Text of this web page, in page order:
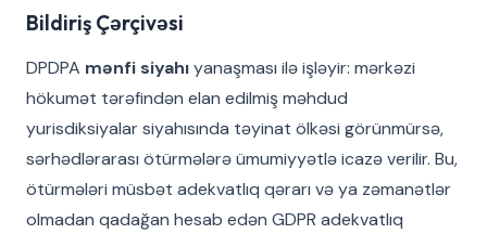
Bildiriş Çərçivəsi
DPDPA mənfi siyahıyanaşması ilə işləyir: mərkəzi
hökumət tərəfindən elan edilmiş məhdud
yurisdiksiyalar siyahısında təyinat ölkəsi görünmürsə,
sərhədlərarası ötürmələrə ümumiyyətlə icazə verilir. Bu,
ötürmələri müsbət adekvatlıq qərarı və ya zəmanətlər
olmadan qadağan hesab edən GDPR adekvatlıq